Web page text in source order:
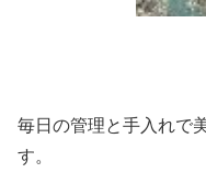
毎日の管理と手入れで
す。